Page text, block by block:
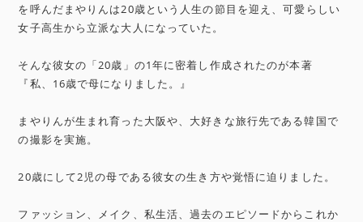
を呼んだまやりんは20歳という人生の節目を迎え、可愛らしい
女子高生から立派な大人になっていた。
そんな彼女の「20歳」の1年に密着し作成されたのが本著
『私、16歳で母になりました。』
まやりんが生まれ育った大阪や、大好きな旅行先である韓国で
の撮影を実施。
20歳にして2児の母である彼女の生き方や覚悟に迫りました。
ファッション、メイク、私生活、過去のエピソードからこれか